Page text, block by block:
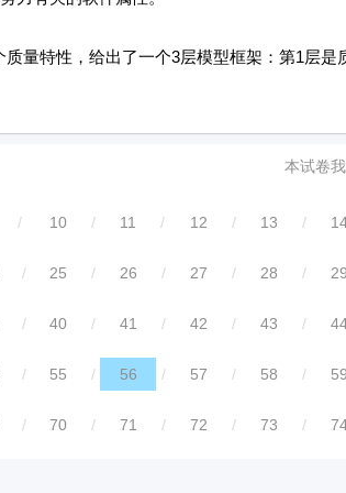
特性，给出了一个3层模型框架：第1层是
本试卷
/ 10 / 11 / 12 / 13 /
/ 25 / 26 / 27 / 28 /
/ 40 / 41 / 42 / 43 /
/ 55 / 56 / 57 / 58 /
/ 70 / 71 / 72 / 73 /